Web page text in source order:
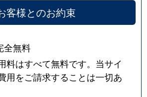
客様とのお約束
全無料
料はすべて無料です。当サイ
用をご請求することは一切あ